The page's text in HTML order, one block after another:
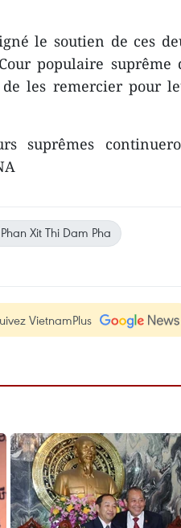
le soutien de ces
populaire suprême
les remercier pour
suprêmes
Xit Thi Dam Pha
VietnamPlus